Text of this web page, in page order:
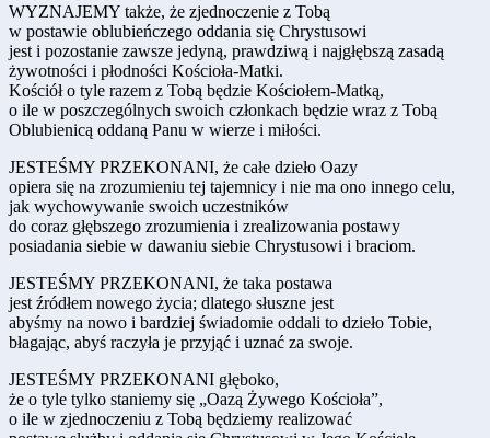
WYZNAJEMY także, że zjednoczenie z Tobą
w postawie oblubieńczego oddania się Chrystusowi
jest i pozostanie zawsze jedyną, prawdziwą i najgłębszą zasadą
żywotności i płodności Kościoła-Matki.
Kościół o tyle razem z Tobą będzie Kościołem-Matką,
o ile w poszczególnych swoich członkach będzie wraz z Tobą
Oblubienicą oddaną Panu w wierze i miłości.
JESTEŚMY PRZEKONANI, że całe dzieło Oazy
opiera się na zrozumieniu tej tajemnicy i nie ma ono innego celu,
jak wychowywanie swoich uczestników
do coraz głębszego zrozumienia i zrealizowania postawy
posiadania siebie w dawaniu siebie Chrystusowi i braciom.
JESTEŚMY PRZEKONANI, że taka postawa
jest źródłem nowego życia; dlatego słuszne jest
abyśmy na nowo i bardziej świadomie oddali to dzieło Tobie,
błagając, abyś raczyła je przyjąć i uznać za swoje.
JESTEŚMY PRZEKONANI głęboko,
że o tyle tylko staniemy się „Oazą Żywego Kościoła”,
o ile w zjednoczeniu z Tobą będziemy realizować